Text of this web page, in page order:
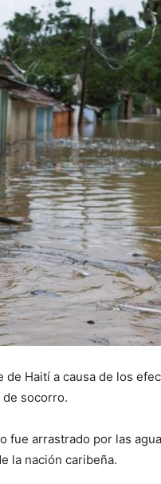
Haití a causa de los
socorro.
fue arrastrado por las
la nación caribeña.